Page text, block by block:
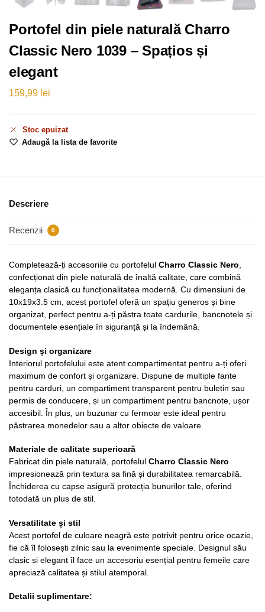
Portofel din piele naturală Charro
Classic Nero 1039 – Spațios și
elegant
159,99 lei
Stoc epuizat
Adaugă la lista de favorite
Descriere
Recenzii 0
Completează-ți accesoriile cu portofelul Charro Classic Nero,
confecționat din piele naturală de înaltă calitate, care combină
eleganța clasică cu funcționalitatea modernă. Cu dimensiuni de
10x19x3.5 cm, acest portofel oferă un spațiu generos și bine
organizat, perfect pentru a-ți păstra toate cardurile, bancnotele și
documentele esențiale în siguranță și la îndemână.
Design și organizare
Interiorul portofelului este atent compartimentat pentru a-ți oferi
maximum de confort și organizare. Dispune de multiple fante
pentru carduri, un compartiment transparent pentru buletin sau
permis de conducere, și un compartiment pentru bancnote, ușor
accesibil. În plus, un buzunar cu fermoar este ideal pentru
păstrarea monedelor sau a altor obiecte de valoare.
Materiale de calitate superioară
Fabricat din piele naturală, portofelul Charro Classic Nero
impresionează prin textura sa fină și durabilitatea remarcabilă.
Închiderea cu capse asigură protecția bunurilor tale, oferind
totodată un plus de stil.
Versatilitate și stil
Acest portofel de culoare neagră este potrivit pentru orice ocazie,
fie că îl folosești zilnic sau la evenimente speciale. Designul său
clasic și elegant îl face un accesoriu esențial pentru femeile care
apreciază calitatea și stilul atemporal.
Detalii suplimentare: